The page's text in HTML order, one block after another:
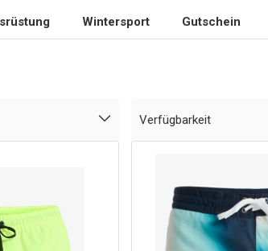
Wintersport Gutschein
Verfügbarkeit